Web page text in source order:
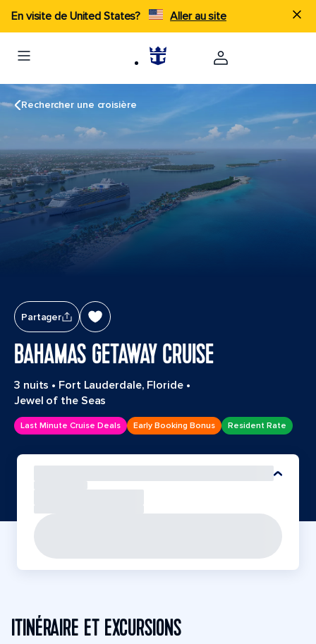
En visite de United States? Aller au site
Rechercher une croisière
Partager
BAHAMAS GETAWAY CRUISE
3 nuits • Fort Lauderdale, Floride•
Jewel of the Seas
Last Minute Cruise Deals Early Booking Bonus Resident Rate
ITINÉRAIRE ET EXCURSIONS